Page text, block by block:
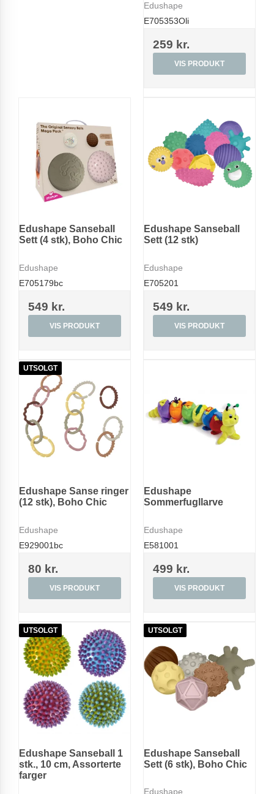
Edushape
E705353Oli
259 kr.
VIS PRODUKT
Edushape Sanseball
Sett (4 stk), Boho Chic
Edushape
E705179bc
549 kr.
VIS PRODUKT
Edushape Sanseball
Sett (12 stk)
Edushape
E705201
549 kr.
VIS PRODUKT
UTSOLGT
Edushape Sanse ringer
(12 stk), Boho Chic
Edushape
E929001bc
80 kr.
VIS PRODUKT
Edushape
Sommerfugllarve
Edushape
E581001
499 kr.
VIS PRODUKT
UTSOLGT
Edushape Sanseball 1
stk., 10 cm, Assorterte
farger
UTSOLGT
Edushape Sanseball
Sett (6 stk), Boho Chic
Edushape